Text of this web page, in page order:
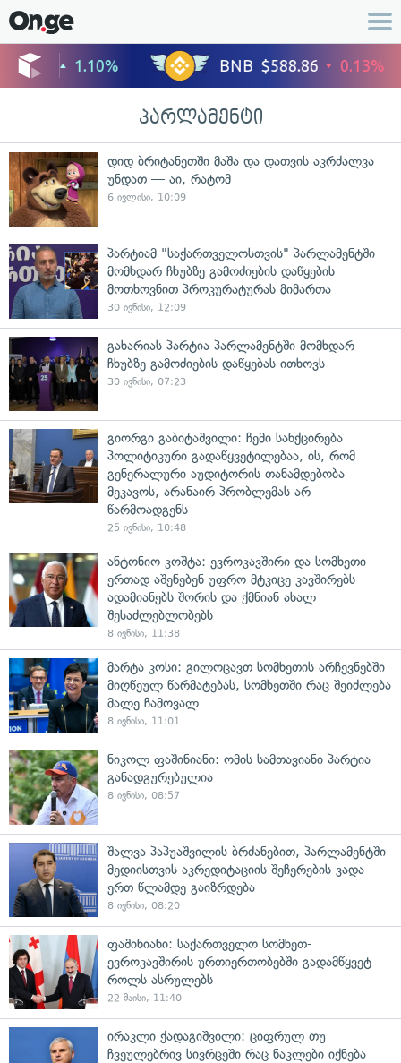
პარლამენტი
დიდ ბრიტანეთში მაშა და დათვის აკრძალვა
უნდათ — აი, რატომ
6 ივლისი, 10:09
პარტიამ "საქართველოსთვის" პარლამენტში
მომხდარ ჩხუბზე გამოძიების დაწყების
მოთხოვნით პროკურატურას მიმართა
30 ივნისი, 12:09
გახარიას პარტია პარლამენტში მომხდარ
ჩხუბზე გამოძიების დაწყებას ითხოვს
30 ივნისი, 07:23
გიორგი გაბიტაშვილი: ჩემი სანქცირება
პოლიტიკური გადაწყვეტილებაა, ის, რომ
გენერალური აუდიტორის თანამდებობა
მეკავოს, არანაირ პრობლემას არ
წარმოადგენს
25 ივნისი, 10:48
ანტონიო კოშტა: ევროკავშირი და სომხეთი
ერთად აშენებენ უფრო მტკიცე კავშირებს
ადამიანებს შორის და ქმნიან ახალ
შესაძლებლობებს
8 ივნისი, 11:38
მარტა კოსი: გილოცავთ სომხეთის არჩევნებში
მიღწეულ წარმატებას, სომხეთში რაც შეიძლება
მალე ჩამოვალ
8 ივნისი, 11:01
ნიკოლ ფაშინიანი: ომის სამთავიანი პარტია
განადგურებულია
8 ივნისი, 08:57
შალვა პაპუაშვილის ბრძანებით, პარლამენტში
მედიისთვის აკრედიტაციის შეჩერების ვადა
ერთ წლამდე გაიზრდება
8 ივნისი, 08:20
ფაშინიანი: საქართველო სომხეთ-
ევროკავშირის ურთიერთობებში გადამწყვეტ
როლს ასრულებს
22 მაისი, 11:40
ირაკლი ქადაგიშვილი: ციფრულ თუ
ჩვეულებრივ სივრცეში რაც ნაკლები იქნება